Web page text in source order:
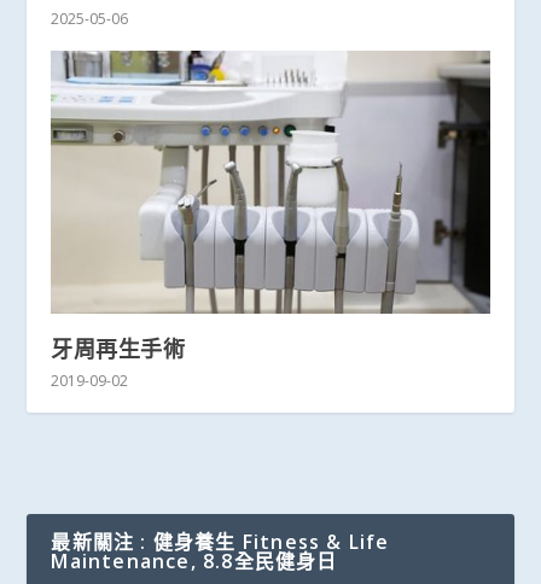
2025-05-06
牙周再生手術
2019-09-02
最新關注 : 健身養生 Fitness & Life
Maintenance, 8.8全民健身日